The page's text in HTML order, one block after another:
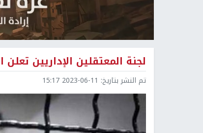
لجنة المعتقلين الإداريين
تم النشر بتاريخ: 2023-06-11 15:17